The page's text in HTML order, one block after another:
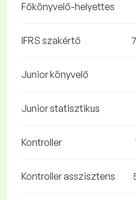
Főkönyvelő-helyettes
IFRS szakértő
Junior könyvelő
Junior statisztikus
Kontroller
Kontroller asszisztens